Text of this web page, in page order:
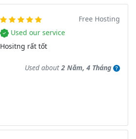
Free Hosting
Used our service
Hositng rất tốt
Used about 2 Năm, 4 Tháng